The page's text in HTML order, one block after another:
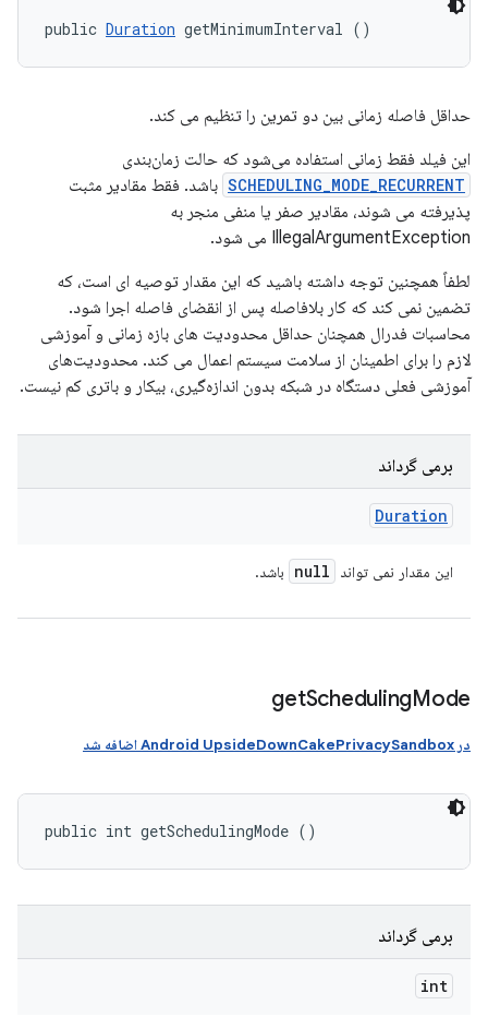
public Duration getMinimumInterval ()
حداقل فاصله زمانی بین دو تمرین را تنظیم می کند.
این فیلد فقط زمانی استفاده می‌شود که حالت زمان‌بندی
SCHEDULING_MODE_RECURRENT باشد. فقط مقادیر مثبت
پذیرفته می شوند، مقادیر صفر یا منفی منجر به
IllegalArgumentException می شود.
لطفاً همچنین توجه داشته باشید که این مقدار توصیه ای است، که
تضمین نمی کند که کار بلافاصله پس از انقضای فاصله اجرا شود.
محاسبات فدرال همچنان حداقل محدودیت های بازه زمانی و آموزشی
لازم را برای اطمینان از سلامت سیستم اعمال می کند. محدودیت‌های
آموزشی فعلی دستگاه در شبکه بدون اندازه‌گیری، بیکار و باتری کم نیست.
برمی گرداند
Duration
این مقدار نمی تواند null باشد.
getSchedulingMode
در Android UpsideDownCakePrivacySandbox اضافه شد
public int getSchedulingMode ()
برمی گرداند
int